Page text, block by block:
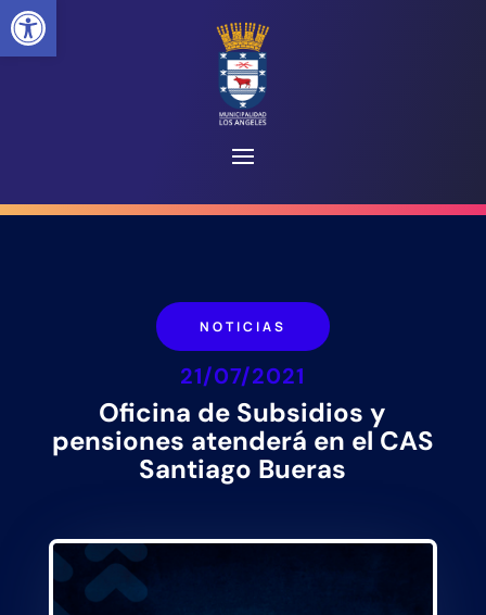
NOTICIAS
21/07/2021
Oficina de Subsidios y
pensiones atenderá en el CAS
Santiago Bueras